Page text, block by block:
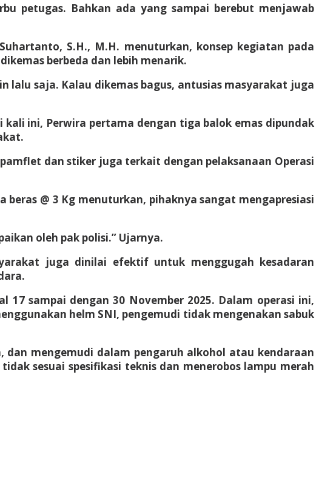
petugas. Bahkan ada yang sampai berebut menjawab
S.H., M.H. menuturkan, konsep kegiatan pada
berbeda dan lebih menarik.
saja. Kalau dikemas bagus, antusias masyarakat juga
ini, Perwira pertama dengan tiga balok emas dipundak
dan stiker juga terkait dengan pelaksanaan Operasi
@ 3 Kg menuturkan, pihaknya sangat mengapresiasi
oleh pak polisi.” Ujarnya.
juga dinilai efektif untuk menggugah kesadaran
17 sampai dengan 30 November 2025. Dalam operasi ini,
helm SNI, pengemudi tidak mengenakan sabuk
mengemudi dalam pengaruh alkohol atau kendaraan
sesuai spesifikasi teknis dan menerobos lampu merah